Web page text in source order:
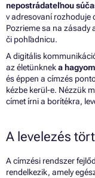
nepostrádateľnou
v adresovaní rozhoduje
Pozrieme sa na
či pohľadnicu.
A digitális
az életünkneka
és éppen a címzés
kézbe kerül-e. Nézzük
címet írni a borítékra,
A levelezés
A címzési rendszer
rendelkezik, amely